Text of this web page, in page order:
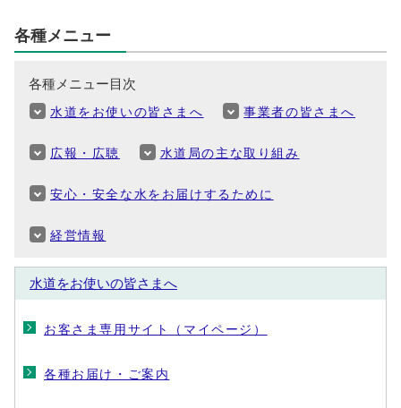
各種メニュー
各種メニュー目次
水道をお使いの皆さまへ
事業者の皆さまへ
広報・広聴 水道局の主な取り組み
安心・安全な水をお届けするために
経営情報
水道をお使いの皆さまへ
お客さま専用サイト（マイページ）
各種お届け・ご案内